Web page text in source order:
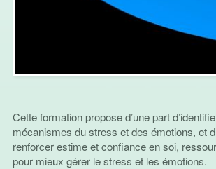
Cette formation propose d’une part
mécanismes du stress et des émotions, et
renforcer estime et confiance en soi,
pour mieux gérer le stress et les émotions.